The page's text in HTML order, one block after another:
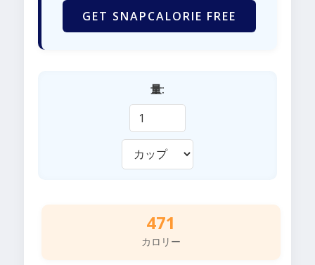
GET SNAPCALORIE FREE
量:
471
カロリー